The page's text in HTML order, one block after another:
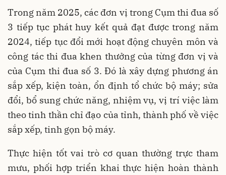
Trong năm 2025, các đơn vị trong Cụm thi đua số
3 tiếp tục phát huy kết quả đạt được trong năm
2024, tiếp tục đổi mới hoạt động chuyên môn và
công tác thi đua khen thưởng của từng đơn vị và
của Cụm thi đua số 3. Đó là xây dựng phương án
sắp xếp, kiện toàn, ổn định tổ chức bộ máy; sửa
đổi, bổ sung chức năng, nhiệm vụ, vị trí việc làm
theo tinh thần chỉ đạo của tỉnh, thành phố về việc
sắp xếp, tinh gọn bộ máy.
Thực hiện tốt vai trò cơ quan thường trực tham
mưu, phối hợp triển khai thực hiện hoàn thành